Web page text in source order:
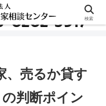
相談はこちら
5917
、売るか貸す
判断ポイン
検索